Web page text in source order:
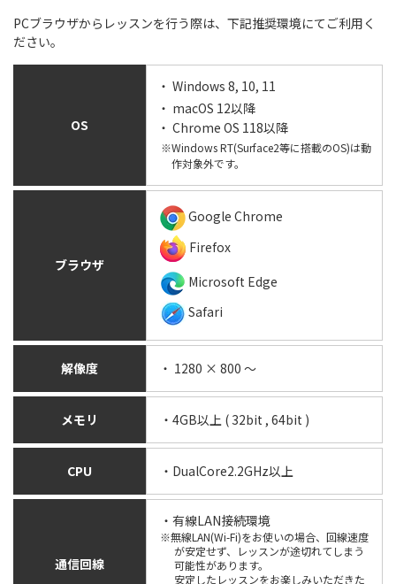
PCブラウザからレッスンを行う際は、下記推奨環境にてご利用く
ださい。
OS
・ Windows 8, 10, 11
・ macOS 12以降
・ Chrome OS 118以降
※Windows RT(Surface2等に搭載のOS)は動
作対象外です。
ブラウザ
Google Chrome
Firefox
Microsoft Edge
Safari
解像度 ・ 1280 × 800 ～
メモリ ・4GB以上 ( 32bit , 64bit )
CPU ・DualCore2.2GHz以上
通信回線
・有線LAN接続環境
※無線LAN(Wi-Fi)をお使いの場合、回線速度
が安定せず、レッスンが途切れてしまう
可能性があります。
安定したレッスンをお楽しみいただきた